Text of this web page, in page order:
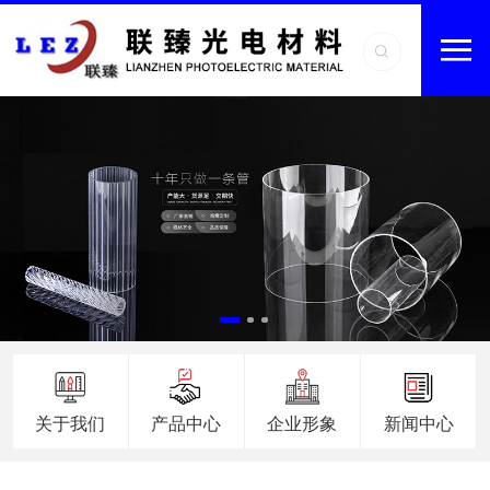
关于我们 产品中心 企业形象 新闻中心